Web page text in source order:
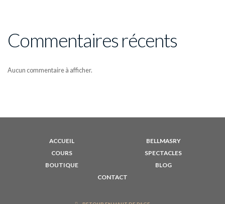
Commentaires récents
Aucun commentaire à afficher.
ACCUEIL
BELLMASRY
COURS
SPECTACLES
BOUTIQUE
BLOG
CONTACT